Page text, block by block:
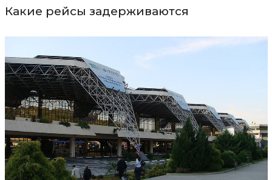
Какие рейсы задерживаются